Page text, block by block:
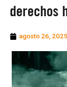
derechos
agosto 26, 2025